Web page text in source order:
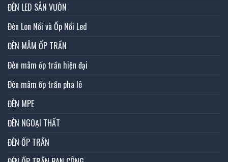
ĐÈN LED SÂN VƯỜN
Đèn Lon Nổi và Ốp Nổi Led
ĐÈN MÂM ỐP TRẦN
Đèn mâm ốp trần hiện đại
Đèn mâm ốp trần pha lê
ĐÈN MPE
ĐÈN NGOẠI THẤT
ĐÈN ỐP TRẦN